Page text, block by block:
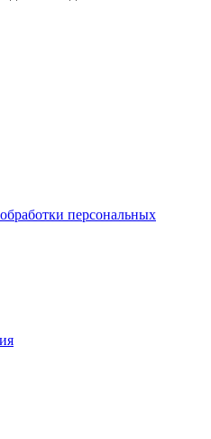
персональных